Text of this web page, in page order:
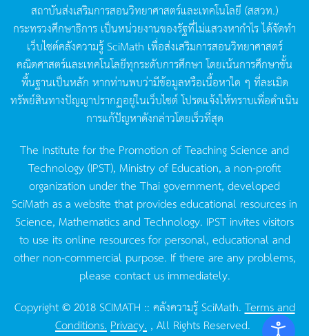
สถาบันส่งเสริมการสอนวิทยาศาสตร์และเทคโนโลยี (สสวท.)
กระทรวงศึกษาธิการ เป็นหน่วยงานของรัฐที่ไม่แสวงหากำไรได้จัดทำ
เว็บไซต์คลังความรู้SciMath เพื่อส่งเสริมการสอนวิทยาศาสตร์
คณิตศาสตร์และเทคโนโลยีทุกระดับการศึกษา โดยเน้นการศึกษาขั้น
พื้นฐานเป็นหลัก หากท่านพบว่ามีข้อมูลหรือเนื้อหาใด ๆ ที่ละเมิด
ทรัพย์สินทางปัญญาปรากฏอยู่ในเว็บไซต์โปรดแจ้งให้ทราบเพื่อดำเนิน
การแก้ปัญหาดังกล่าวโดยเร็วที่สุด
The Institute for the Promotion of Teaching Science and
Technology (IPST), Ministry of Education, a non-profit
organization under the Thai government, developed
SciMath as a website that provides educational resources in
Science, Mathematics and Technology. IPST invites visitors
to use its online resources for personal, educational and
other non-commercial purpose. If there are any problems,
please contact us immediately.
Copyright © 2018 SCIMATH :: คลังความรู้ SciMath.Terms and
Conditions. Privacy. , All Rights Reserved.